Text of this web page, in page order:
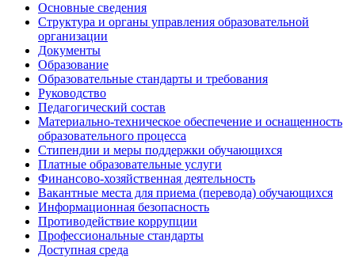
Основные сведения
Структура и органы управления образовательной
организации
Документы
Образование
Образовательные стандарты и требования
Руководство
Педагогический состав
Материально-техническое обеспечение и оснащенность
образовательного процесса
Стипендии и меры поддержки обучающихся
Платные образовательные услуги
Финансово-хозяйственная деятельность
Вакантные места для приема (перевода) обучающихся
Информационная безопасность
Противодействие коррупции
Профессиональные стандарты
Доступная среда